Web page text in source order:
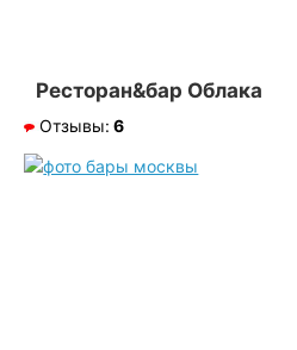
Ресторан&бар Облака
Отзывы: 6